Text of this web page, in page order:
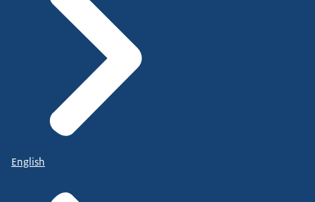
English